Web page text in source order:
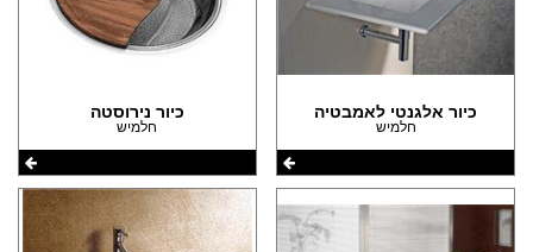
כיור אלגנטי לאמבטיה
חלמיש
כיור נירוסטה
חלמיש